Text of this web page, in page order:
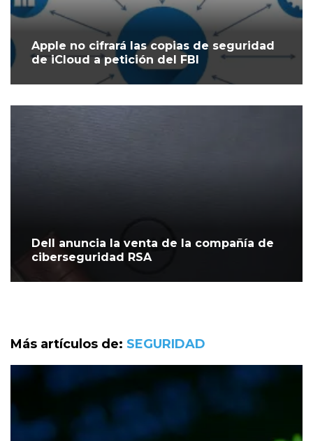
Apple no cifrará las copias de seguridad
de iCloud a petición del FBI
Dell anuncia la venta de la compañía de
ciberseguridad RSA
Más artículos de: SEGURIDAD